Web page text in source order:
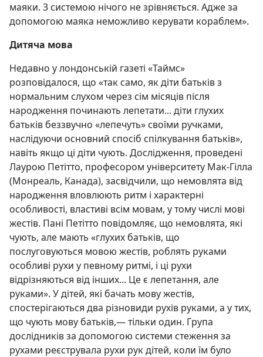
маяки. З системою нічого не зрівняється. Адже за
допомогою маяка неможливо керувати кораблем».
Дитяча мова
Недавно у лондонській газеті «Таймс»
розповідалося, що «так само, як діти батьків з
нормальним слухом через сім місяців після
народження починають лепетати... діти глухих
батьків беззвучно «лепечуть» своїми ручками,
наслідуючи основний спосіб спілкування батьків»,
навіть якщо ці діти чують. Дослідження, проведені
Лаурою Петітто, професором університету Мак-Гілла
(Монреаль, Канада), засвідчили, що немовлята від
народження вловлюють ритм і характерні
особливості, властиві всім мовам, у тому числі мові
жестів. Пані Петітто повідомляє, що немовлята, які
чують, але мають «глухих батьків, що
послуговуються мовою жестів, роблять руками
особливі рухи у певному ритмі, і ці рухи
відрізняються від інших... Це є лепетання, але
руками». У дітей, які бачать мову жестів,
спостерігаються два різновиди рухів руками, а у тих,
що чують мову батьків,— тільки один. Група
дослідників за допомогою системи стеження за
рухами реєструвала рухи рук дітей, коли їм було